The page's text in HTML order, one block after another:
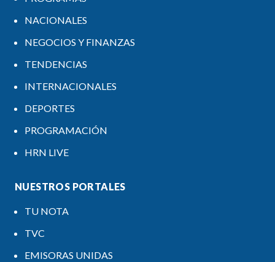
NACIONALES
NEGOCIOS Y FINANZAS
TENDENCIAS
INTERNACIONALES
DEPORTES
PROGRAMACIÓN
HRN LIVE
NUESTROS PORTALES
TU NOTA
TVC
EMISORAS UNIDAS